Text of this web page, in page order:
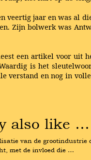
veertig jaar en was al
Zijn bolwerk was
een artikel voor
is het
en nog in
also like …
van de
met de invloed die …